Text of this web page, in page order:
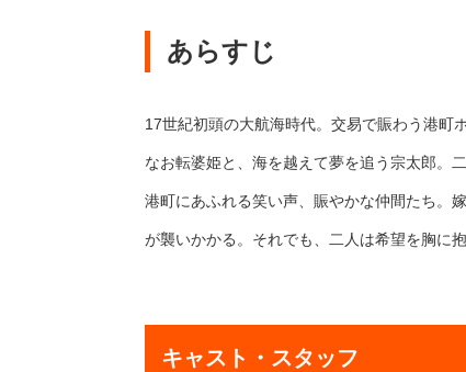
あらすじ
17世紀初頭の大航海時代。交易で賑わう港町
なお転婆姫と、海を越えて夢を追う宗太郎。
港町にあふれる笑い声、賑やかな仲間たち。
が襲いかかる。それでも、二人は希望を胸に
キャスト・スタッフ